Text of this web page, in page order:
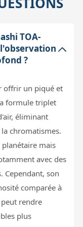
TOA-
?
offrir un piqué et
formule triplet
éliminant
chromatismes.
mais
avec des
Cependant, son
comparée à
rendre
plus